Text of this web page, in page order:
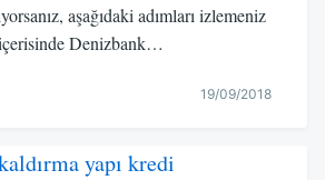
aşağıdaki adımları izlemeniz
Denizbank…
19/09/2018